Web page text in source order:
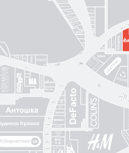
Авіація
Sкріпка
Lefard
Intimissimi UOMO
Blisk
Gorgany
Sushi Nice